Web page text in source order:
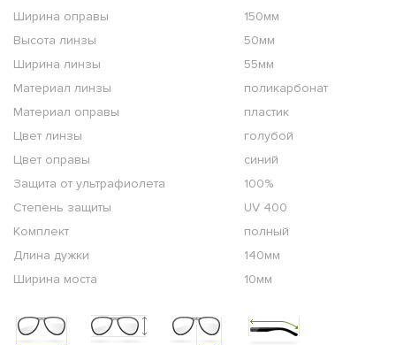
Ширина оправы
150мм
Высота линзы
50мм
Ширина линзы
55мм
Материал линзы
поликарбонат
Материал оправы
пластик
Цвет линзы
голубой
Цвет оправы
синий
Защита от ультрафиолета
100%
Степень защиты
UV 400
Комплект
полный
Длина дужки
140мм
Ширина моста
10мм